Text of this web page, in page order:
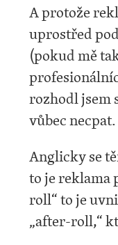
A protože
uprostřed
(pokud mě
rozhodl jsem
vůbec necpat.
Anglicky se
to je reklama
roll“ to je
„after-roll,“